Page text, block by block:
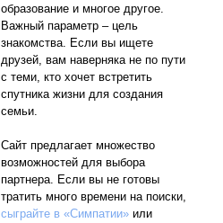
образование и многое другое.
Важный параметр – цель
знакомства. Если вы ищете
друзей, вам наверняка не по пути
с теми, кто хочет встретить
спутника жизни для создания
семьи.
Сайт предлагает множество
возможностей для выбора
партнера. Если вы не готовы
тратить много времени на поиски,
сыграйте в «Симпатии» или